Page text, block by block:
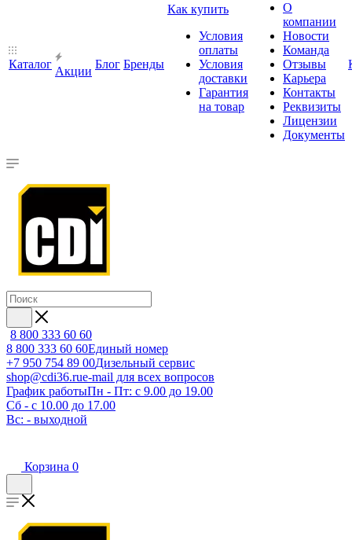
Каталог
Акции
Блог Бренды
Как купить
Условия
оплаты
Условия
доставки
Гарантия
на товар
О
компании
Новости
Команда
Отзывы
Карьера
Контакты
Реквизиты
Лицензии
Документы
8 800 333 60 60
8 800 333 60 60Единый номер
+7 950 754 89 00Дизельный сервис
shop@cdi36.rue-mail для всех вопросов
График работыПн - Пт: с 9.00 до 19.00
Сб - с 10.00 до 17.00
Вс: - выходной
Корзина 0